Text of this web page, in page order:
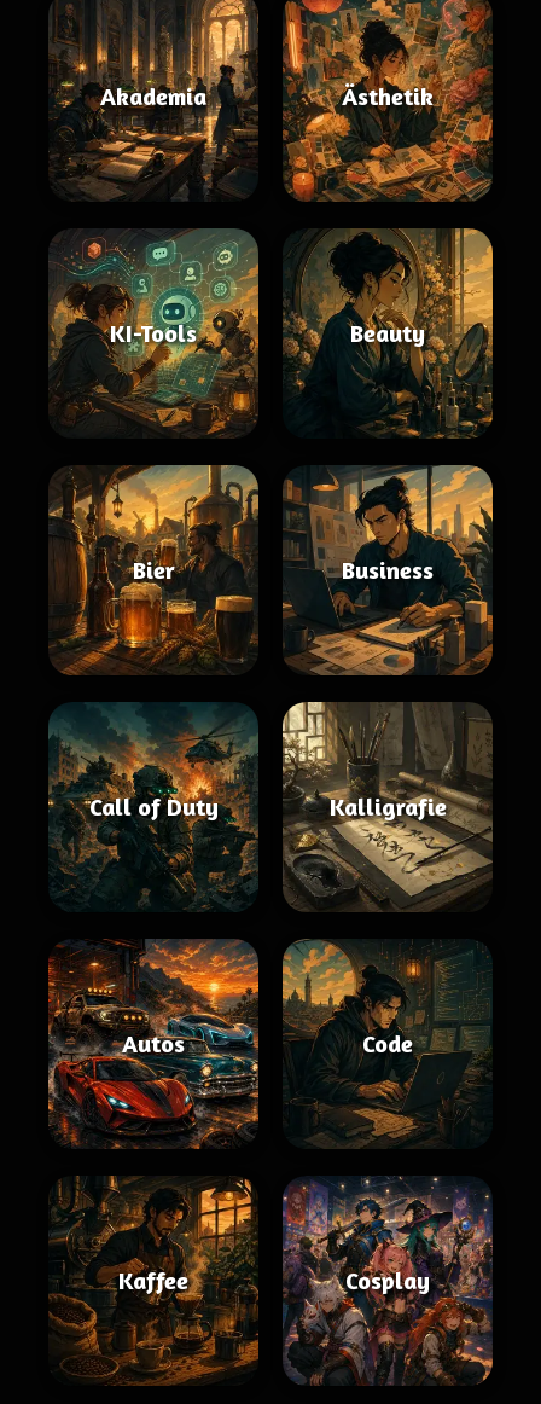
Akademia Ästhetik
KI-Tools Beauty
Bier Business
Call of Duty Kalligrafie
Autos Code
Kaffee Cosplay